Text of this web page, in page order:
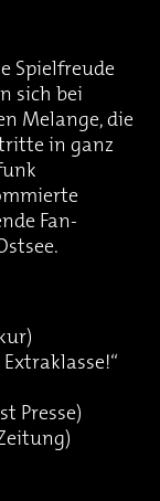
Spielfreude
sich bei
Melange, die
in ganz
Fan-
Presse)